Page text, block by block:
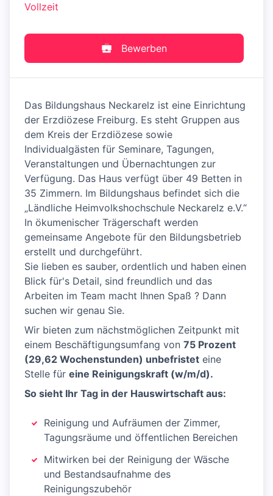
Vollzeit
Bewerben
Das Bildungshaus Neckarelz ist eine Einrichtung
der Erzdiözese Freiburg. Es steht Gruppen aus
dem Kreis der Erzdiözese sowie
Individualgästen für Seminare, Tagungen,
Veranstaltungen und Übernachtungen zur
Verfügung. Das Haus verfügt über 49 Betten in
35 Zimmern. Im Bildungshaus befindet sich die
„Ländliche Heimvolkshochschule Neckarelz e.V.“
In ökumenischer Trägerschaft werden
gemeinsame Angebote für den Bildungsbetrieb
erstellt und durchgeführt.
Sie lieben es sauber, ordentlich und haben einen
Blick für's Detail, sind freundlich und das
Arbeiten im Team macht Ihnen Spaß ? Dann
suchen wir genau Sie.
Wir bieten zum nächstmöglichen Zeitpunkt mit
einem Beschäftigungsumfang von 75 Prozent
(29,62 Wochenstunden) unbefristet eine
Stelle für eine Reinigungskraft (w/m/d).
So sieht Ihr Tag in der Hauswirtschaft aus:
Reinigung und Aufräumen der Zimmer,
Tagungsräume und öffentlichen Bereichen
Mitwirken bei der Reinigung der Wäsche
und Bestandsaufnahme des
Reinigungszubehör